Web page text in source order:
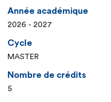
Année académique
2026 - 2027
Cycle
MASTER
Nombre de crédits
5